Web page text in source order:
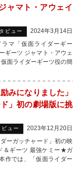
ャマト・アウェイ
ビュー
2024年3月14日
マ「仮面ライダーギー
ギーツ ジャマト・アウェ
面ライダーギーツ役の簡
みになりました」
」初の劇場版に挑
ビュー
2023年12月20日
ーガッチャード」初の映
＆ギーツ 最強ケミー★ガ
作では、「仮面ライダー